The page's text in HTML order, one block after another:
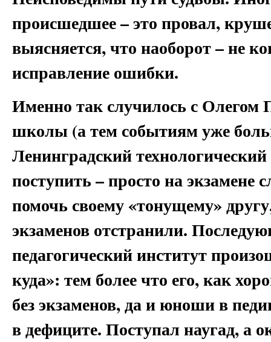
происшедшее – это провал,
выясняется, что наоборот – не
исправление ошибки.
Именно так случилось с Олегом
школы (а тем событиям уже
Ленинградский
поступить – просто на
помочь своему «тонущему»
экзаменов отстранили.
педагогический институт
куда»: тем более что его, как
без экзаменов, да и юноши в
в дефиците. Поступал наугад, а